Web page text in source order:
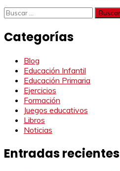
Buscar:
Categorías
Blog
Educación Infantil
Educación Primaria
Ejercicios
Formación
Juegos educativos
Libros
Noticias
Entradas recientes